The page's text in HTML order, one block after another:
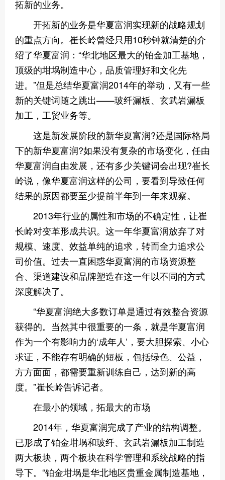
拓新的业务。
开拓新的业务是华夏富润实现新的战略规划
的重点方向。崔长岭曾经只用10秒钟就清楚的介
绍了华夏富润：“华北地区最大的铂金加工基地，
顶级的坩埚制造中心，品质管理好和文化先
进。”但是总结华夏富润2014年的举动，又有一些
新的关键词随之跳出——玻纤漏板、玄武岩漏板
加工，工贸业务等。
这是新发展阶段的新华夏富润?还是国际格局
下的新华夏富润?如果没有复杂的市场变化，任由
华夏富润自由发展，还有多少关键词会出现?崔长
岭说，像华夏富润这样的公司，要看到导致任何
结果的原因都要至少提前半年到一年来观察。
2013年行业的属性和市场的不确定性，让崔
长岭对变革形成共识。这一年华夏富润放弃了对
规模、速度、效益单纯的追求，转而全力追求公
司价值。过去一直困惑华夏富润的市场资源整
合、渠道建设和品牌塑造在这一年以不同的方式
深度解决了。
“华夏富润绝大多数订单是通过有效整合资源
获得的。当然其中很重要的一条，就是华夏富润
作为一个有影响力的‘成年人’，要大胆探索、小心
求证，不能存有明确的短板，包括绿色、公益，
方方面面，都需要重新训练自己，达到新的高
度。”崔长岭告诉记者。
在最小的领域，拓最大的市场
2014年，华夏富润完成了产业的结构调整。
已形成了铂金坩埚和玻纤、玄武岩漏板加工制造
两大板块，两个板块在科学管理和系统战略的指
导下。“铂金坩埚是华北地区贵重金属制造基地，